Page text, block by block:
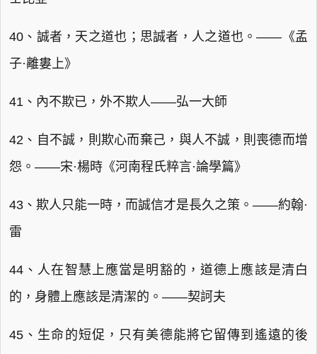
40、誠者，天之道也；思誠者，人之道也。——《孟
子·離婁上》
41、內不欺已，外不欺人——弘一大師
42、自不誠，則欺心而棄己，與人不誠，則喪德而增
怨。——宋·楊時《河南程氏粹言·論學篇》
43、欺人只能一時，而誠信才是長久之策。——約翰·
雷
44、人在智慧上應當是明豁的，道德上應該是清白
的，身體上應該是清潔的。——契訶夫
45、生命的短促，只有美德能將它留傳到遙遠的後